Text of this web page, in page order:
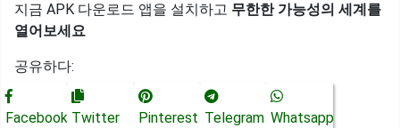
지금 APK 다운로드 앱을 설치하고 무한한 가능성의 세계를
열어보세요
공유하다:
Facebook Twitter Pinterest Telegram Whatsapp